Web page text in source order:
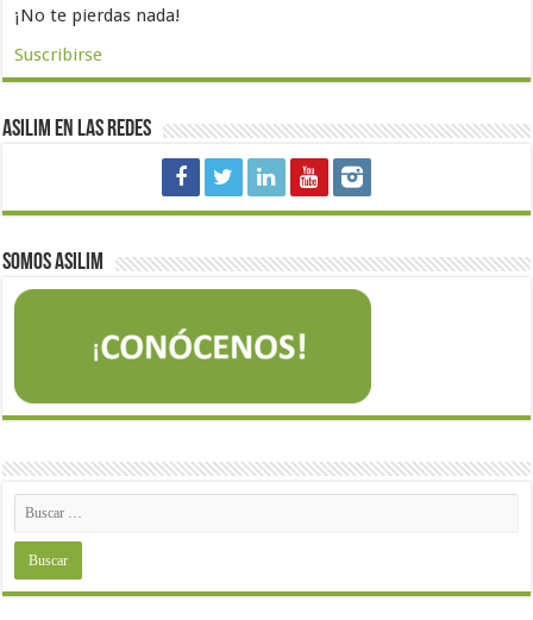
¡No te pierdas nada!
Suscribirse
Asilim en las redes
Somos Asilim